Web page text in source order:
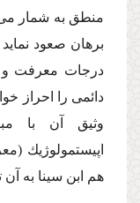
منطق به شمار
برهان صعود
درجات معرفت و
دائمی را احراز
وثیق آن با
اپیستمولوژیك
هم ابن سینا به آن